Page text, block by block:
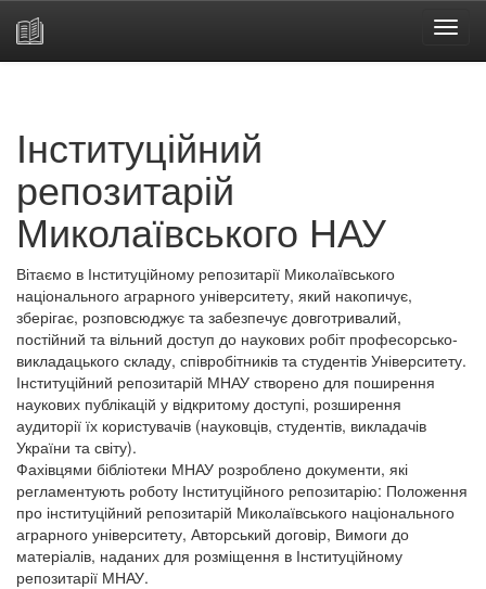
Інституційний
репозитарій
Миколаївського НАУ
Вітаємо в Інституційному репозитарії Миколаївського
національного аграрного університету, який накопичує,
зберігає, розповсюджує та забезпечує довготривалий,
постійний та вільний доступ до наукових робіт професорсько-
викладацького складу, співробітників та студентів Університету.
Інституційний репозитарій МНАУ створено для поширення
наукових публікацій у відкритому доступі, розширення
аудиторії їх користувачів (науковців, студентів, викладачів
України та світу).
Фахівцями бібліотеки МНАУ розроблено документи, які
регламентують роботу Інституційного репозитарію: Положення
про інституційний репозитарій Миколаївського національного
аграрного університету, Авторський договір, Вимоги до
матеріалів, наданих для розміщення в Інституційному
репозитарії МНАУ.